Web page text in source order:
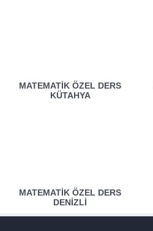
MATEMATIK ÖZEL DERS
KÜTAHYA
MATEMATIK ÖZEL DERS
DENIZLI